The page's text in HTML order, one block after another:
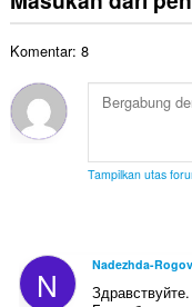
a
e
n
p
:
t
p
e
a
:
l
t
o
l
d
a
p
Komentar: 8
Tampilkan utas
N Nadezhda-